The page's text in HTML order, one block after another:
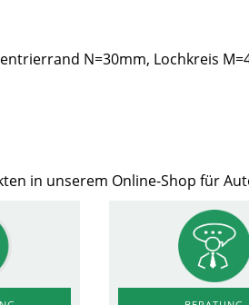
N=30mm, Lochkreis
in unserem Online-Shop für